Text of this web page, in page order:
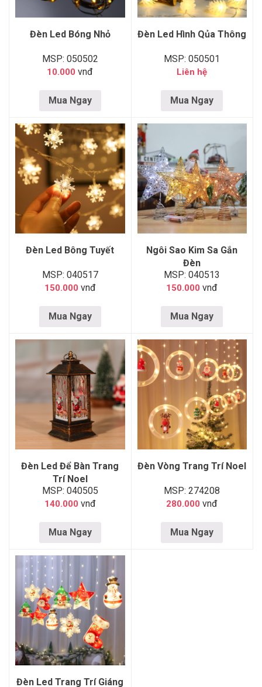
Đèn Led Bóng Nhỏ
MSP: 050502
10.000 vnđ
Mua Ngay
Đèn Led Hình Qủa Thông
MSP: 050501
Liên hệ
Mua Ngay
Đèn Led Bông Tuyết
MSP: 040517
150.000 vnđ
Mua Ngay
Ngôi Sao Kim Sa Gắn
Đèn
MSP: 040513
150.000 vnđ
Mua Ngay
Đèn Led Để Bàn Trang
Trí Noel
MSP: 040505
140.000 vnđ
Mua Ngay
Đèn Vòng Trang Trí Noel
MSP: 274208
280.000 vnđ
Mua Ngay
Đèn Led Trang Trí Giáng